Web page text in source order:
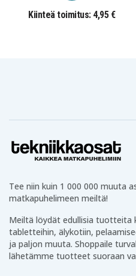
Kiinteä toimitus: 4,95 €
Tee niin kuin 1 000 000 muuta
matkapuhelimeen meiltä!
Meiltä löydät edullisia tuotteita
tabletteihin, älykotiin,
ja paljon muuta. Shoppaile
lähetämme tuotteet suoraan